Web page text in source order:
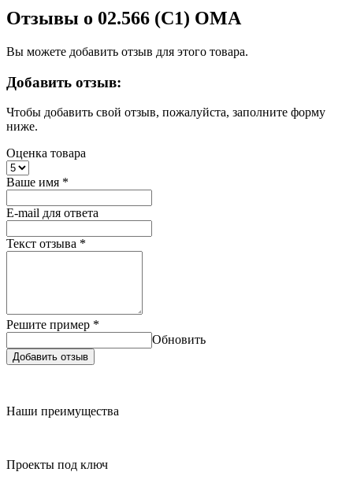
Отзывы о 02.566 (C1) ОМА
Вы можете добавить отзыв для этого товара.
Добавить отзыв:
Чтобы добавить свой отзыв, пожалуйста, заполните форму
ниже.
Оценка товара
Ваше имя *
E-mail для ответа
Текст отзыва *
Решите пример *
Обновить
Добавить отзыв
Наши преимущества
Проекты под ключ